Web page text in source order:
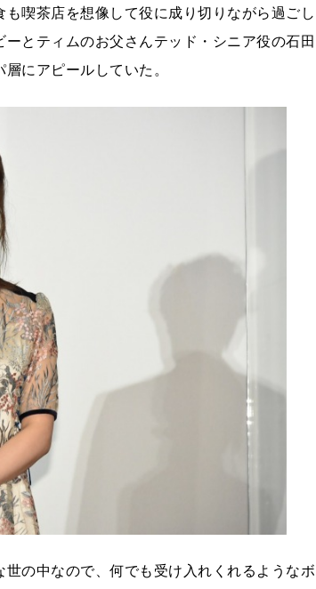
喫茶店を想像して役に成り切りながら過ごし
とティムのお父さんテッド・シニア役の石田
にアピールしていた。
の中なので、何でも受け入れくれるようなボ